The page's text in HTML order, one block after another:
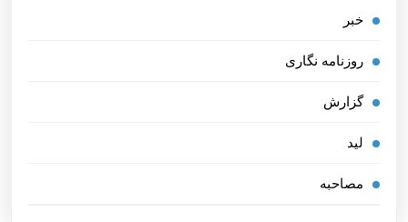
خبر
روزنامه نگاری
گزارش
لید
مصاحبه